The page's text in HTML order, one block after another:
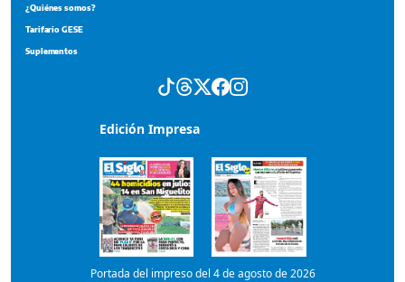
Portada del impreso del 4 de agosto de 2026